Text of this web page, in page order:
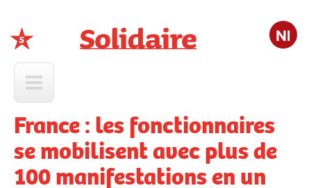
Nl
France : les fonctionnaires
se mobilisent avec plus de
100 manifestations en un